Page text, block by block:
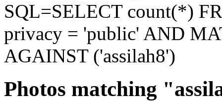
SQL=SELECT count(*)
privacy = 'public' AND
AGAINST ('assilah8')
Photos matching